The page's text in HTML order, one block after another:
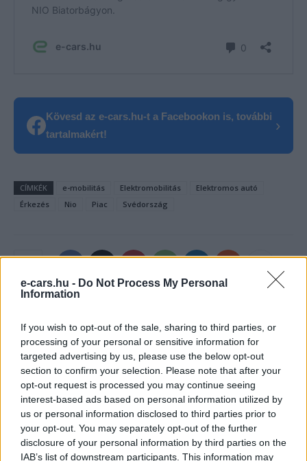
e-cars.hu - Do Not Process My Personal
Information
If you wish to opt-out of the sale, sharing to third parties, or
processing of your personal or sensitive information for
targeted advertising by us, please use the below opt-out
section to confirm your selection. Please note that after your
opt-out request is processed you may continue seeing
interest-based ads based on personal information utilized by
us or personal information disclosed to third parties prior to
your opt-out. You may separately opt-out of the further
disclosure of your personal information by third parties on the
IAB’s list of downstream participants. This information may
Kövesd az e-cars.hu-t a Facebookon is, további
tartalmakért!
›
CÍMKÉK e-mobilitás Elektromobilitás
Elektromos autó
Érkezés
Nio Piac Svédország
e-cars.hu
Elektromosan közlekedsz, vagy a váltáson töprengsz?
Érdekelnek a legfrissebb hírek az e-autók világából, vagy